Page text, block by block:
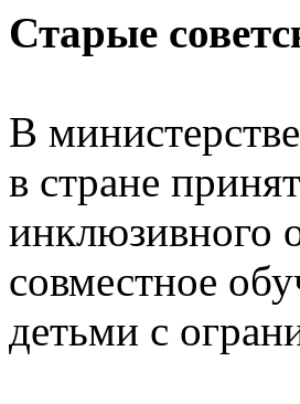
Старые
В
в стране
инклюзивного
совместное
детьми с